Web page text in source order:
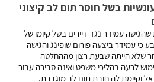
בשל חוסר תום לב קיצוני
עמידר נגד דיירים בשל קיומו של
כי עמידר ביצעה פורום שופינג והגישה
שלא הייתה שבעת רצון מההחלטה
לרעה בהליכי משפט ואינה סבירה עבור
וקיימת לה חובת תום לב מוגברת.